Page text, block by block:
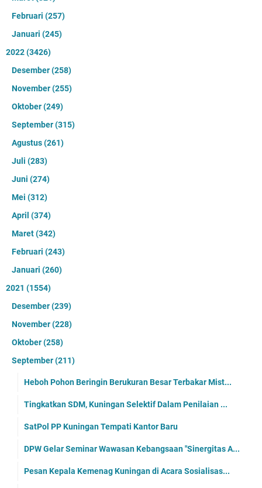
Februari (257)
Januari (245)
2022(3426)
Desember(258)
November(255)
Oktober(249)
September(315)
Agustus(261)
Juli (283)
Juni (274)
Mei (312)
April (374)
Maret(342)
Februari (243)
Januari (260)
2021 (1554)
Desember(239)
November(228)
Oktober(258)
September(211)
Heboh Pohon Beringin Berukuran Besar Terbakar Mist...
Tingkatkan SDM, Kuningan Selektif Dalam Penilaian ...
SatPol PP Kuningan Tempati Kantor Baru
DPW Gelar Seminar Wawasan Kebangsaan "Sinergitas A...
Pesan Kepala Kemenag Kuningan di Acara Sosialisas...